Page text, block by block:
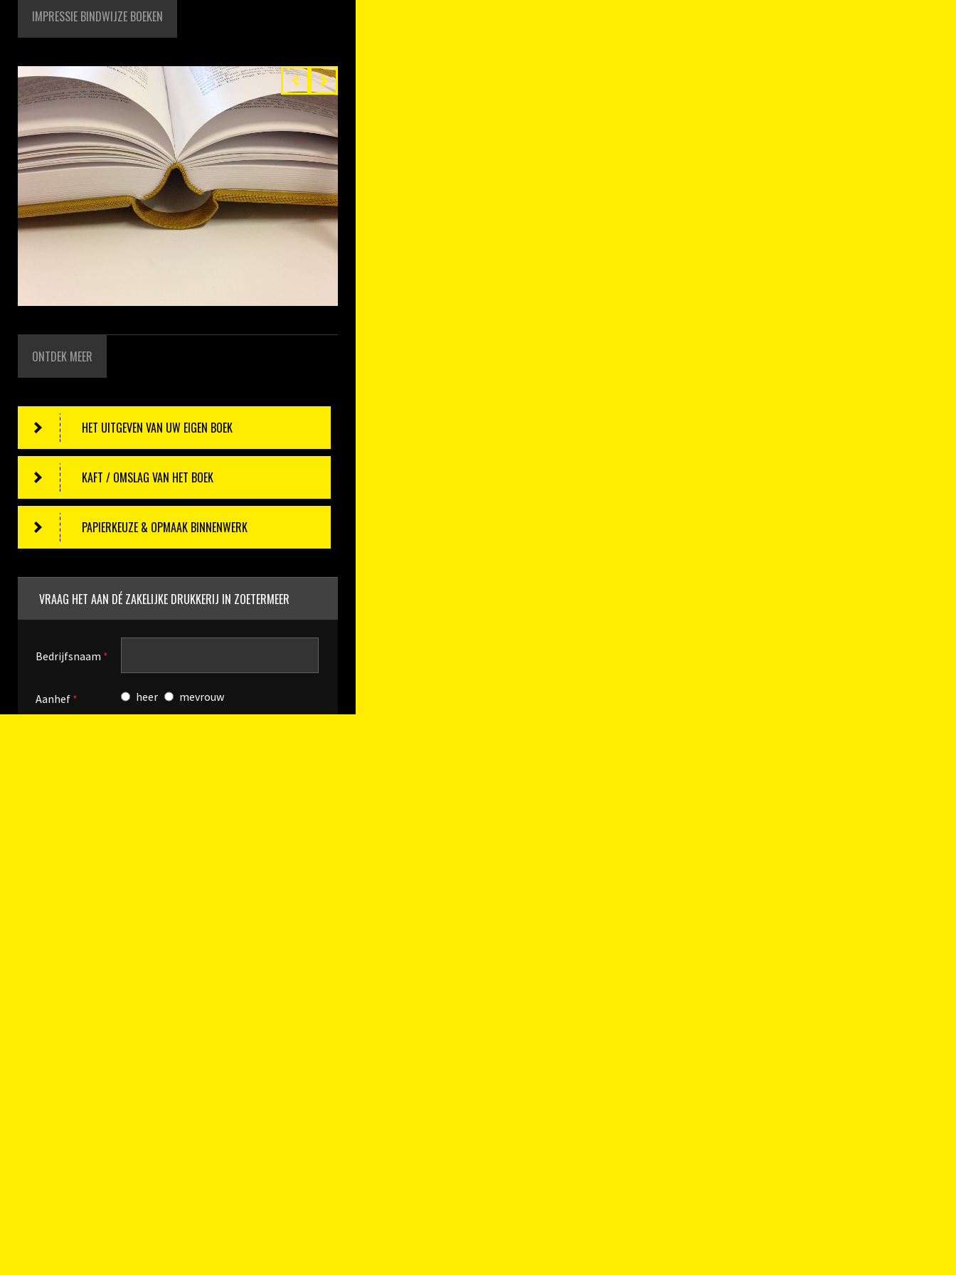
IMPRESSIE BINDWIJZE BOEKEN
ONTDEK MEER
HET UITGEVEN VAN UW EIGEN BOEK
KAFT / OMSLAG VAN HET BOEK
PAPIERKEUZE & OPMAAK BINNENWERK
VRAAG HET AAN DÉ ZAKELIJKE DRUKKERIJ IN ZOETERMEER
Bedrijfsnaam *
Aanhef * heer mevrouw